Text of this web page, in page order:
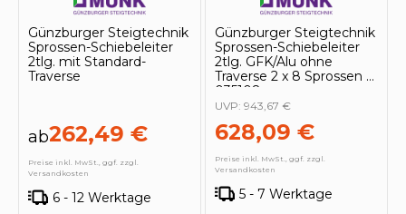
Günzburger Steigtechnik
Sprossen-Schiebeleiter
2tlg. mit Standard-
Traverse
ab262,49 €
Preise inkl. MwSt., ggf. zzgl.
Versandkosten
6 - 12 Werktage
Günzburger Steigtechnik
Sprossen-Schiebeleiter
2tlg. GFK/Alu ohne
Traverse 2 x 8 Sprossen -
035108
628,09 €
UVP: 943,67 €
Preise inkl. MwSt., ggf. zzgl.
Versandkosten
5 - 7 Werktage